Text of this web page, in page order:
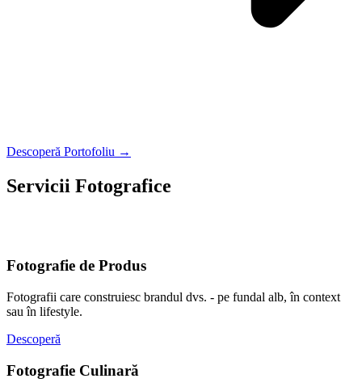
Descoperă Portofoliu →
Servicii Fotografice
Fotografie de Produs
Fotografii care construiesc brandul dvs. - pe fundal alb, în context
sau în lifestyle.
Descoperă
Fotografie Culinară